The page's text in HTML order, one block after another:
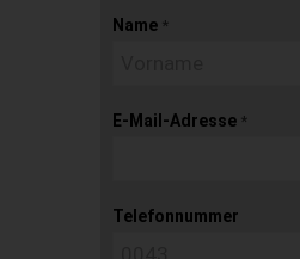
Name *
E-Mail-Adresse *
Telefonnummer